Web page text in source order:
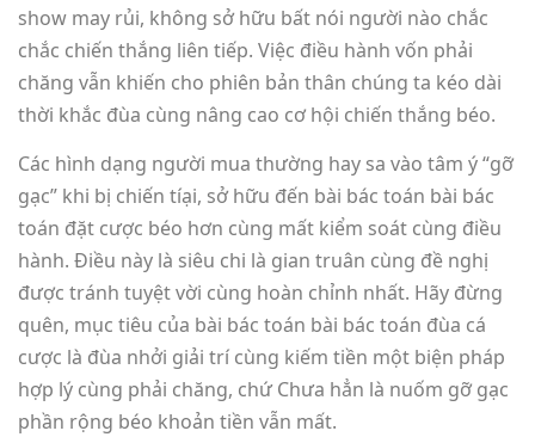
show may rủi, không sở hữu bất nói người nào chắc
chắc chiến thắng liên tiếp. Việc điều hành vốn phải
chăng vẫn khiến cho phiên bản thân chúng ta kéo dài
thời khắc đùa cùng nâng cao cơ hội chiến thắng béo.
Các hình dạng người mua thường hay sa vào tâm ý “gỡ
gạc” khi bị chiến tíại, sở hữu đến bài bác toán bài bác
toán đặt cược béo hơn cùng mất kiểm soát cùng điều
hành. Điều này là siêu chi là gian truân cùng đề nghị
được tránh tuyệt vời cùng hoàn chỉnh nhất. Hãy đừng
quên, mục tiêu của bài bác toán bài bác toán đùa cá
cược là đùa nhởi giải trí cùng kiếm tiền một biện pháp
hợp lý cùng phải chăng, chứ Chưa hẳn là nuốm gỡ gạc
phần rộng béo khoản tiền vẫn mất.